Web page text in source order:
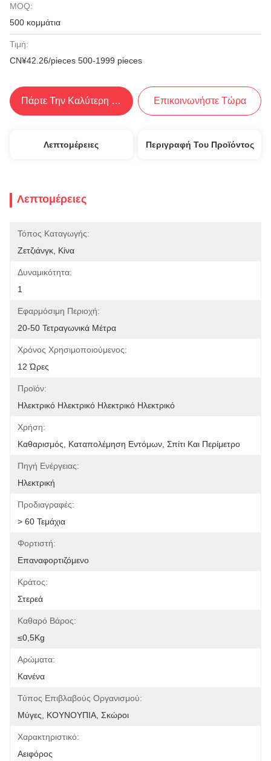
MOQ:
500 κομμάτια
Τιμή:
CN¥42.26/pieces 500-1999 pieces
Πάρτε Την Καλύτερη Τιμή Επικοινωνήστε Τώρα
Λεπτομέρειες Περιγραφή Του Προϊόντος
Λεπτομέρειες
Τόπος Καταγωγής:
Ζετζιάνγκ, Κίνα
Δυναμικότητα:
1
Εφαρμόσιμη Περιοχή:
20-50 Τετραγωνικά Μέτρα
Χρόνος Χρησιμοποιούμενος:
12 Ώρες
Προϊόν:
Ηλεκτρικό Ηλεκτρικό Ηλεκτρικό Ηλεκτρικό
Χρήση:
Καθαρισμός, Καταπολέμηση Εντόμων, Σπίτι Και Περίμετρο
Πηγή Ενέργειας:
Ηλεκτρική
Προδιαγραφές:
> 60 Τεμάχια
Φορτιστή:
Επαναφορτιζόμενο
Κράτος:
Στερεά
Καθαρό Βάρος:
≤0,5Kg
Αρώματα:
Κανένα
Τύπος Επιβλαβούς Οργανισμού:
Μύγες, ΚΟΥΝΟΥΠΙΑ, Σκώροι
Χαρακτηριστικό:
Αειφόρος